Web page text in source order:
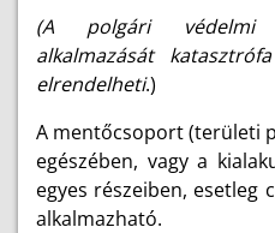
(A polgári védelmi
alkalmazását
elrendelheti.)
A mentőcsoport (területi
egészében, vagy a
egyes részeiben, esetleg
alkalmazható.